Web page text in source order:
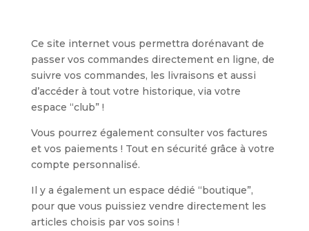
Ce site internet vous permettra dorénavant de
passer vos commandes directement en ligne, de
suivre vos commandes, les livraisons et aussi
d’accéder à tout votre historique, via votre
espace “club” !
Vous pourrez également consulter vos factures
et vos paiements ! Tout en sécurité grâce à votre
compte personnalisé.
Il y a également un espace dédié “boutique”,
pour que vous puissiez vendre directement les
articles choisis par vos soins !